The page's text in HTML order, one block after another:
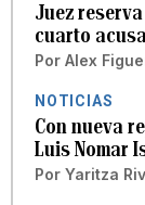
Juez
cuarto
Por Alex
NOTICIAS
Con nueva
Luis Nomar
Por Yaritza